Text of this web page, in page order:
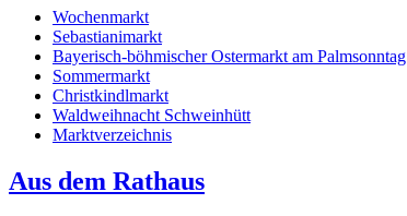
Wochenmarkt
Sebastianimarkt
Bayerisch-böhmischer Ostermarkt am Palmsonntag
Sommermarkt
Christkindlmarkt
Waldweihnacht Schweinhütt
Marktverzeichnis
Aus dem Rathaus